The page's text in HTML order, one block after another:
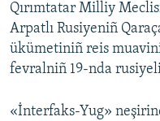
RFE/RS bütün saytları
Qırımtatar Milliy
Arpatlı Rusiyeniñ
ükümetiniñ reis
fevralniñ 19-nda
«İnterfaks-Yug»